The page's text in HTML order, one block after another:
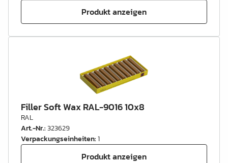
Produkt anzeigen
Filler Soft Wax RAL-9016 10x8
RAL
Art.-Nr.:323629
Verpackungseinheiten:1
Produkt anzeigen